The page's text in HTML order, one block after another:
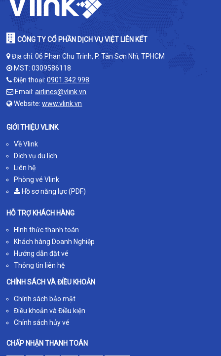
CÔNG TY CỔ PHẦN DỊCH VỤ VIỆT LIÊN KẾT
Địa chỉ: 06 Phan Chu Trinh, P. Tân Sơn Nhì, TPHCM
MST: 0309586118
Điện thoại:0901.342.998
Email:airlines@vlink.vn
Website:www.vlink.vn
GIỚI THIỆU VLINK
Về Vlink
Dịch vụ du lịch
Liên hệ
Phòng vé Vlink
Hồ sơ năng lực (PDF)
HỖ TRỢ KHÁCH HÀNG
Hình thức thanh toán
Khách hàng Doanh Nghiệp
Hướng dẫn đặt vé
Thông tin liên hệ
CHÍNH SÁCH VÀ ĐIỀU KHOẢN
Chính sách bảo mật
Điều khoản và Điều kiện
Chính sách hủy vé
CHẤP NHẬN THANH TOÁN